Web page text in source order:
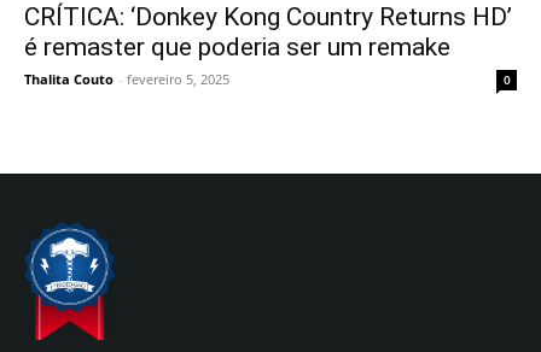
CRÍTICA: ‘Donkey Kong Country Returns HD’
é remaster que poderia ser um remake
Thalita Couto - fevereiro 5, 2025 0